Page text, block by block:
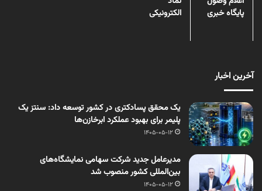
پایگاه خبری
الکترونیکی
آخرین اخبار
یک محقق پسادکتری در کشور توسعه داد: سنتز یک
پلیمر برای بهبود عملکرد ابرخازن‌ها
1405-05-12
مدیرعامل جدید شرکت سهامی نمایشگاه‌های
بین‌المللی کشور منصوب شد
1405-05-12